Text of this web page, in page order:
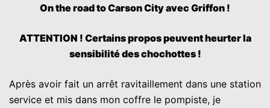
On the road to Carson City avec Griffon !
ATTENTION ! Certains propos peuvent heurter la
sensibilité des chochottes !
Après avoir fait un arrêt ravitaillement dans une station
service et mis dans mon coffre le pompiste, je